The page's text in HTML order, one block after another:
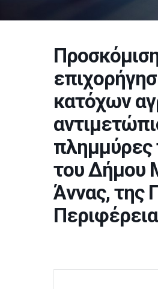
κατόχων
πλημμύρες
του Δήμου
Άννας, της